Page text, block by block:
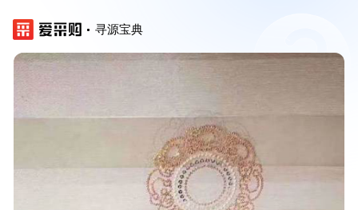
寻源宝典